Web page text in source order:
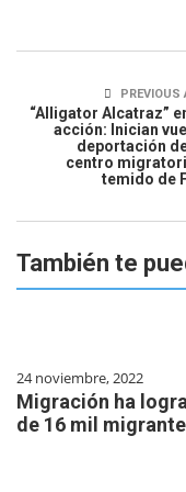
PREVIOUS
“Alligator Alcatraz”
acción: Inician
deportación
centro
temido de
También te
24 noviembre, 2022
Migración ha
de 16 mil